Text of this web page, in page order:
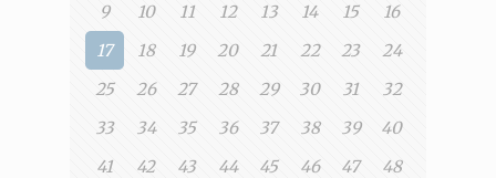
9
10 11 12 13 14 15
16
17
18 19 20 21 22 23
24
25
26 27 28 29 30 31
32
33
34 35 36 37 38 39
40
41
42 43 44 45 46 47
48